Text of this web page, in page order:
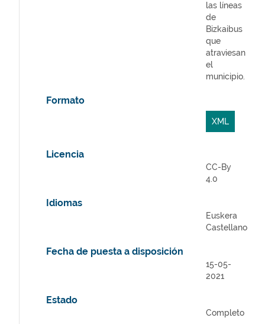
las líneas
de
Bizkaibus
que
atraviesan
el
municipio.
Formato
XML
Licencia
CC-By
4.0
Idiomas
Euskera
Castellano
Fecha de puesta a disposición
15-05-
2021
Estado
Completo